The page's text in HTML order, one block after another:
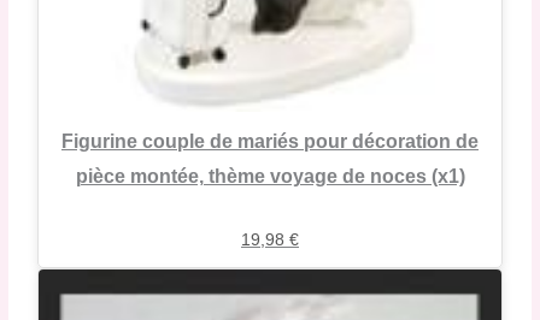
Figurine couple de mariés pour décoration de
pièce montée, thème voyage de noces (x1)
19,98 €